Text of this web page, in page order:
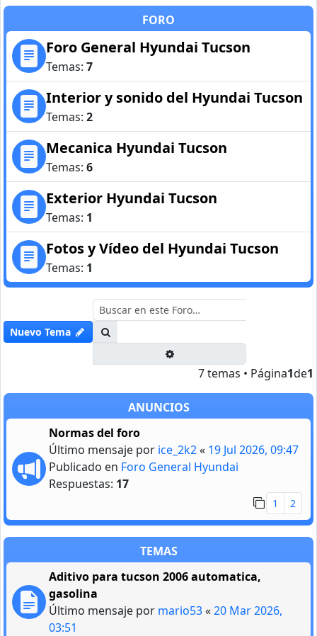
FORO
Foro General Hyundai Tucson
Temas: 7
Interior y sonido del Hyundai Tucson
Temas: 2
Mecanica Hyundai Tucson
Temas: 6
Exterior Hyundai Tucson
Temas: 1
Fotos y Vídeo del Hyundai Tucson
Temas: 1
Nuevo Tema
7 temas • Página1de1
ANUNCIOS
Normas del foro
Último mensaje por ice_2k2« 19 Jul 2026, 09:47
Publicado en Foro General Hyundai
Respuestas: 17
1 2
TEMAS
Aditivo para tucson 2006 automatica,
gasolina
Último mensaje por mario53«20 Mar 2026,
03:51